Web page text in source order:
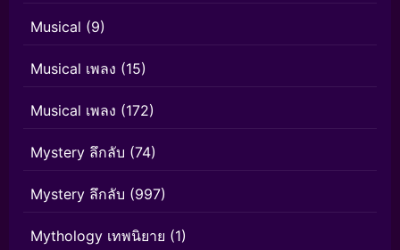
Musical (9)
Musical เพลง (15)
Musical เพลง (172)
Mystery ลึกลับ (74)
Mystery ลึกลับ (997)
Mythology เทพนิยาย (1)